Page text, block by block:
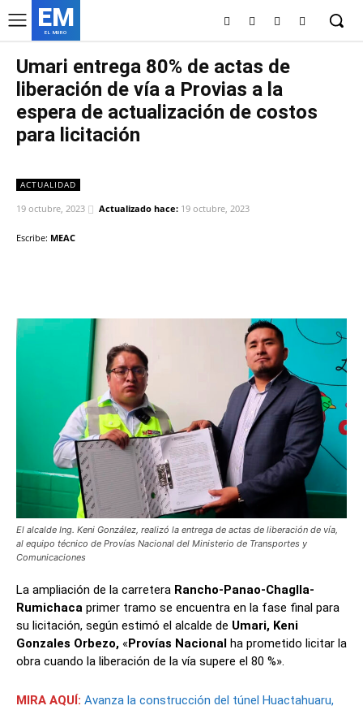
EM
EL MURO
Umari entrega 80% de actas de
liberación de vía a Provias a la
espera de actualización de costos
para licitación
ACTUALIDAD
19 octubre, 2023 Actualizado hace: 19 octubre, 2023
Escribe: MEAC
El alcalde Ing. Keni González, realizó la entrega de actas de liberación de vía,
al equipo técnico de Provías Nacional del Ministerio de Transportes y
Comunicaciones
La ampliación de la carretera Rancho-Panao-Chaglla-
Rumichaca primer tramo se encuentra en la fase final para
su licitación, según estimó el alcalde de Umari, Keni
Gonzales Orbezo, «Provías Nacional ha prometido licitar la
obra cuando la liberación de la vía supere el 80 %».
MIRA AQUÍ: Avanza la construcción del túnel Huactahuaru,